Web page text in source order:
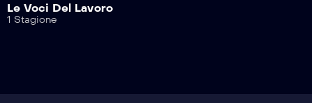
Le Voci Del Lavoro
1 Stagione